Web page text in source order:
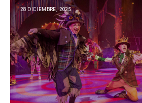
28 DICIEMBRE, 2025